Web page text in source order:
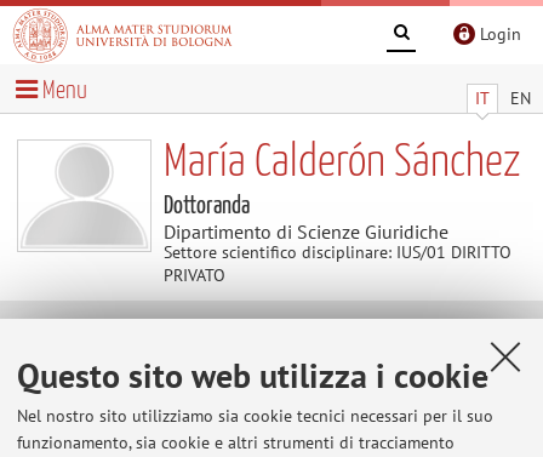
Questo sito web utilizza i cookie
Nel nostro sito utilizziamo sia cookie tecnici necessari per il suo
funzionamento, sia cookie e altri strumenti di tracciamento
Login
IT EN
Menu
María Calderón Sánchez
Dottoranda
Dipartimento di Scienze Giuridiche
Settore scientifico disciplinare: IUS/01 DIRITTO
PRIVATO
Avvisi
Al momento non sono presenti avvisi.